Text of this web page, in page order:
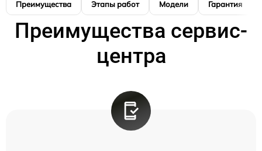
Преимущества Этапы работ Модели Гарантия
Преимущества сервис-
центра